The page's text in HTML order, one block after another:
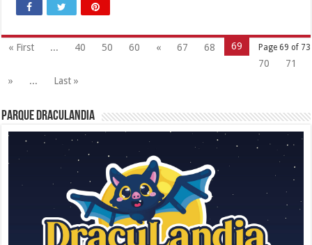
Page 69 of 73
« First ... 40 50 60 « 67 68
69
70
71
»
... Last »
Parque Draculandia